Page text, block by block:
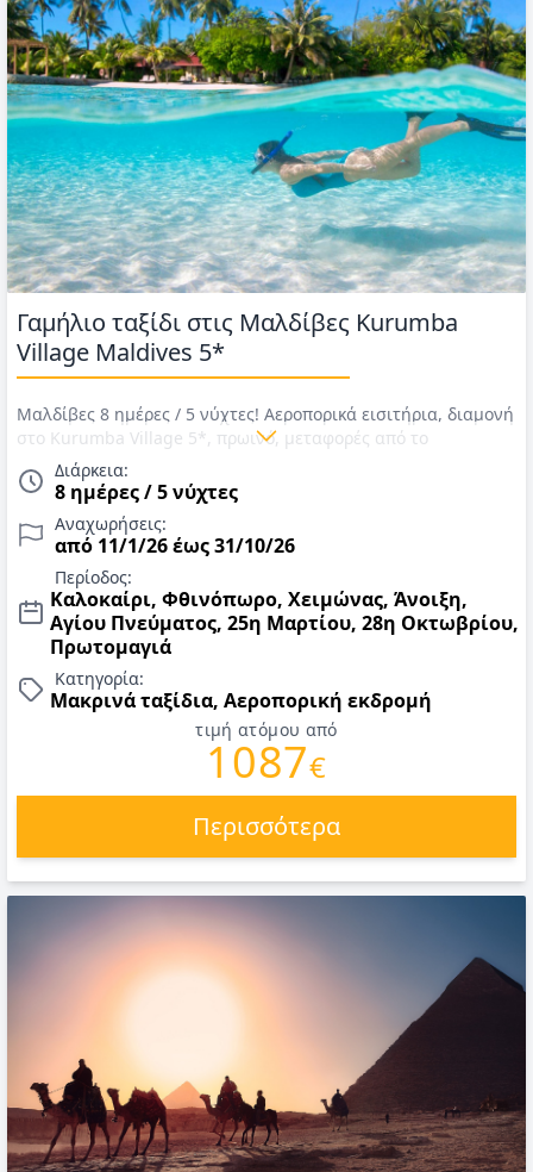
Γαμήλιο ταξίδι στις Μαλδίβες Kurumba
Village Maldives 5*
Μαλδίβες 8 ημέρες / 5 νύχτες! Αεροπορικά εισιτήρια, διαμονή
στο Kurumba Village 5*, πρωινό, μεταφορές από το
αεροδρόμιο στο ξενοδοχείο και αντίστροφα με ταχύπλοο,
επιπλέον παροχές για νεόνυμφους! Αναχωρήσεις έως
31/10/26. Τιμές Ιανουάριος Οκτώβριος 2026
Διάρκεια:
8 ημέρες / 5 νύχτες
Αναχωρήσεις:
από 11/1/26 έως 31/10/26
Περίοδος:
Καλοκαίρι, Φθινόπωρο, Χειμώνας, Άνοιξη,
Αγίου Πνεύματος, 25η Μαρτίου, 28η Οκτωβρίου,
Πρωτομαγιά
Κατηγορία:
Μακρινά ταξίδια, Αεροπορική εκδρομή
τιμή ατόμου από
1087€
Περισσότερα